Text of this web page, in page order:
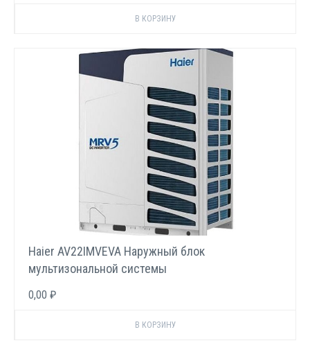
Haier AV22IMVEVA Наружный блок
мультизональной системы
0,00 ₽